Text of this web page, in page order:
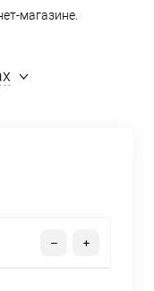
магазине.